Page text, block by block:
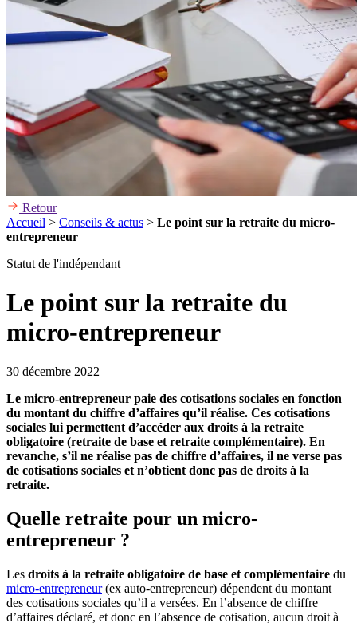
Retour
Accueil > Conseils & actus > Le point sur la retraite du micro-
entrepreneur
Statut de l'indépendant
Le point sur la retraite du
micro-entrepreneur
30 décembre 2022
Le micro-entrepreneur paie des cotisations sociales en fonction
du montant du chiffre d’affaires qu’il réalise. Ces cotisations
sociales lui permettent d’accéder aux droits à la retraite
obligatoire (retraite de base et retraite complémentaire). En
revanche, s’il ne réalise pas de chiffre d’affaires, il ne verse pas
de cotisations sociales et n’obtient donc pas de droits à la
retraite.
Quelle retraite pour un micro-
entrepreneur ?
Les droits à la retraite obligatoire de base et complémentaire du
micro-entrepreneur(ex auto-entrepreneur) dépendent du montant
des cotisations sociales qu’il a versées. En l’absence de chiffre
d’affaires déclaré, et donc en l’absence de cotisation, aucun droit à